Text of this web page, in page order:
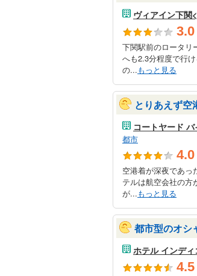
ヴィアイン下関
3.0
下関駅前のロータリ
へも2.3分程度で行
の...もっと見る
とりあえず空
コートヤード
都市
4.0
空港着が深夜であっ
テルは航空会社の方
が...もっと見る
都市型のオシ
ホテル インデ
4.5